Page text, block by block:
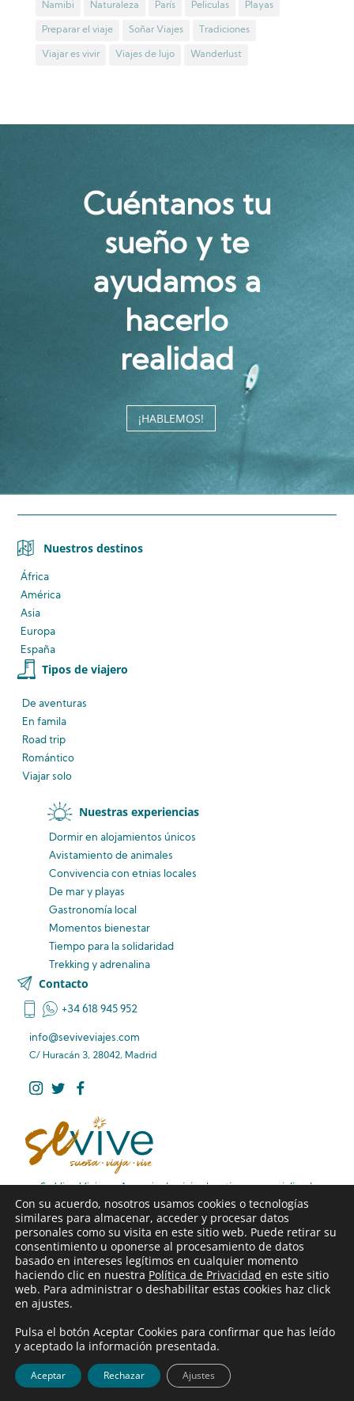
Namibi Naturaleza París Peliculas Playas
Preparar el viaje Soñar Viajes Tradiciones
Viajar es vivir Viajes de lujo Wanderlust
Cuéntanos tu
sueño y te
ayudamos a
hacerlo
realidad
¡HABLEMOS!
Nuestros destinos
África
América
Asia
Europa
España
Tipos de viajero
De aventuras
En famila
Road trip
Romántico
Viajar solo
Nuestras experiencias
Dormir en alojamientos únicos
Avistamientode animales
Convivenciacon etnias locales
De mar y playas
Gastronomía local
Momentos bienestar
Tiempo para la solidaridad
Trekking y adrenalina
Contacto
+34 618 945 952
info@seviveviajes.com
C/ Huracán 3, 28042, Madrid
Se Vive Viajes – Agencia de viajes boutique especializada
en rutas de viaje diferentes, viajes familiares premium y
viajes de larga distancia sin preocupaciones.
Web diseñada por Alcandora Publicidad
Aviso legal
Política de Cookies
Política de Privacidad
© Sevive Sueña Viaja Vive CICMA 4131
Con su acuerdo, nosotros usamos cookies o tecnologías
similares para almacenar, acceder y procesar datos
personales como su visita en este sitio web. Puede retirar su
consentimiento u oponerse al procesamiento de datos
basado en intereses legítimos en cualquier momento
haciendo clic en nuestra Política de Privacidad en este sitio
web. Para administrar o deshabilitar estas cookies haz click
en ajustes.
Pulsa el botón Aceptar Cookies para confirmar que has leído
y aceptado la información presentada.
Aceptar Rechazar Ajustes